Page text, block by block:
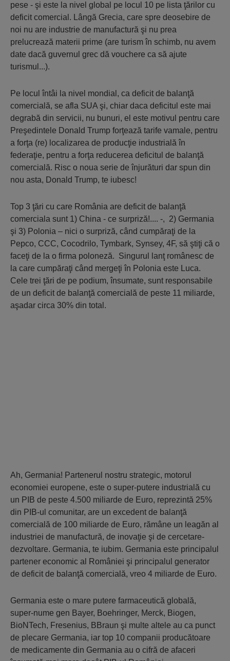
pese - şi este la nivel global pe locul 10 pe lista ţărilor cu
deficit comercial. Lângă Grecia, care spre deosebire de
noi nu are industrie de manufactură şi nu prea
prelucrează materii prime (are turism în schimb, nu avem
date dacă guvernul grec dă vouchere ca să ajute
turismul...).
Pe locul întâi la nivel mondial, ca deficit de balanţă
comercială, se afla SUA şi, chiar daca deficitul este mai
degrabă din servicii, nu bunuri, el este motivul pentru care
Preşedintele Donald Trump forţează tarife vamale, pentru
a forţa (re) localizarea de producţie industrială în
federaţie, pentru a forţa reducerea deficitul de balanţă
comercială. Risc o noua serie de înjurături dar spun din
nou asta, Donald Trump, te iubesc!
Top 3 ţări cu care România are deficit de balanţă
comerciala sunt 1) China - ce surpriză!.... -, 2) Germania
şi 3) Polonia – nici o surpriză, când cumpăraţi de la
Pepco, CCC, Cocodrilo, Tymbark, Synsey, 4F, să ştiţi că o
faceţi de la o firma poloneză. Singurul lanţ românesc de
la care cumpăraţi când mergeţi în Polonia este Luca.
Cele trei ţări de pe podium, însumate, sunt responsabile
de un deficit de balanţă comercială de peste 11 miliarde,
aşadar circa 30% din total.
Ah, Germania! Partenerul nostru strategic, motorul
economiei europene, este o super-putere industrială cu
un PIB de peste 4.500 miliarde de Euro, reprezintă 25%
din PIB-ul comunitar, are un excedent de balanţă
comercială de 100 miliarde de Euro, rămâne un leagăn al
industriei de manufactură, de inovaţie şi de cercetare-
dezvoltare. Germania, te iubim. Germania este principalul
partener economic al României şi principalul generator
de deficit de balanţă comercială, vreo 4 miliarde de Euro.
Germania este o mare putere farmaceutică globală,
super-nume gen Bayer, Boehringer, Merck, Biogen,
BioNTech, Fresenius, BBraun şi multe altele au ca punct
de plecare Germania, iar top 10 companii producătoare
de medicamente din Germania au o cifră de afaceri